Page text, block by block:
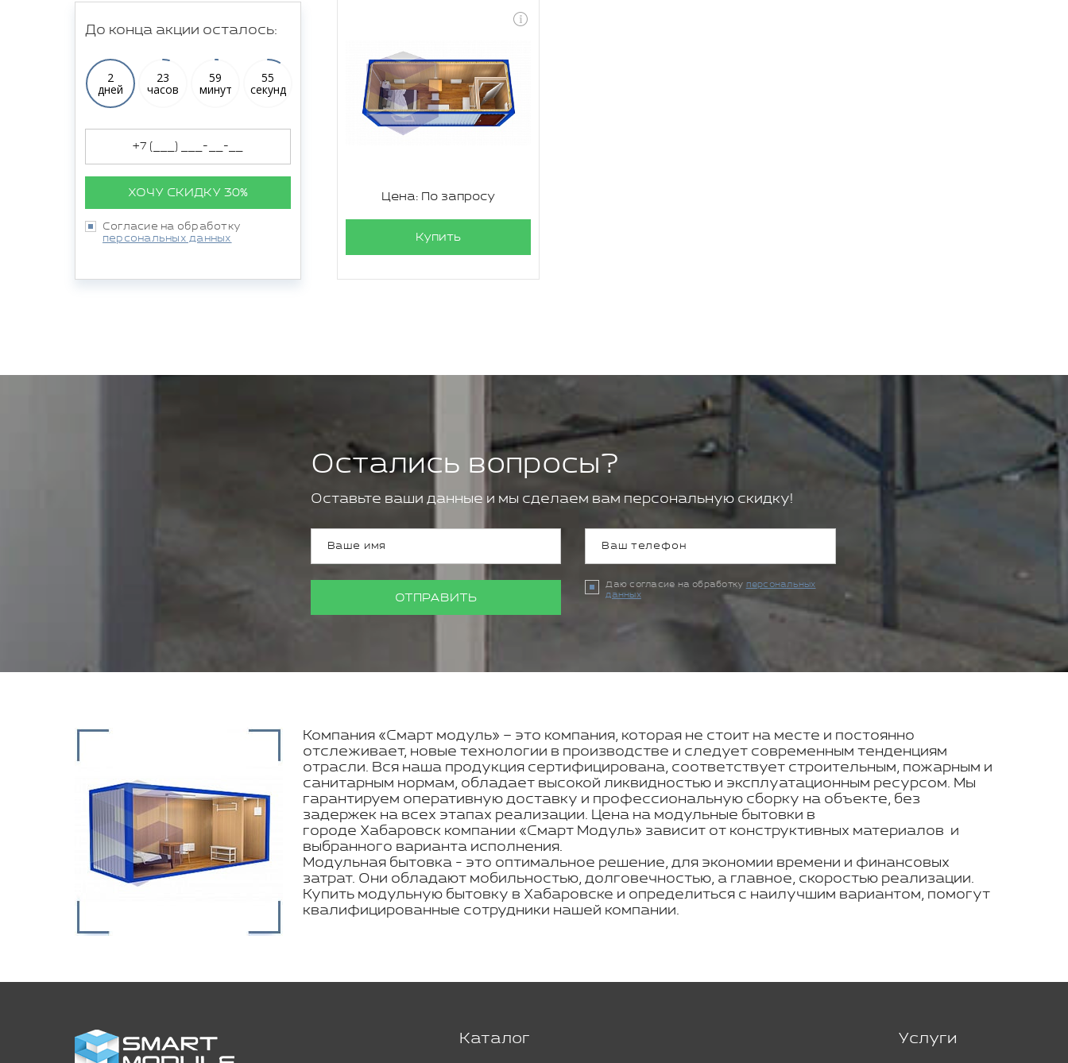
До конца акции осталось:
2
дней
23
часов
59
минут
54
секунд
ХОЧУ СКИДКУ 30%
Согласие на обработку
персональных данных
Цена: По запросу
Купить
Остались вопросы?
Оставьте ваши данные и мы сделаем вам персональную скидку!
ОТПРАВИТЬ
Даю согласие на обработку персональных
данных
Компания «Смарт модуль» – это компания, которая не стоит на месте и постоянно
отслеживает, новые технологии в производстве и следует современным тенденциям
отрасли. Вся наша продукция сертифицирована, соответствует строительным, пожарным и
санитарным нормам, обладает высокой ликвидностью и эксплуатационным ресурсом. Мы
гарантируем оперативную доставку и профессиональную сборку на объекте, без
задержек на всех этапах реализации. Цена на модульные бытовки в
городе Хабаровск компании «Смарт Модуль» зависит от конструктивных материалов и
выбранного варианта исполнения.
Модульная бытовка - это оптимальное решение, для экономии времени и финансовых
затрат. Они обладают мобильностью, долговечностью, а главное, скоростью реализации.
Купить модульную бытовку в Хабаровске и определиться с наилучшим вариантом, помогут
квалифицированные сотрудники нашей компании.
Каталог Услуги